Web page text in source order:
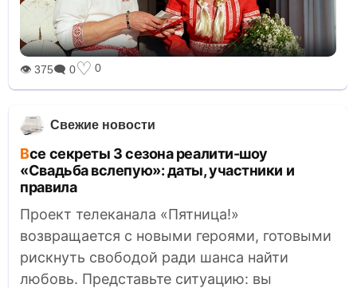
👁 375🗨 0♡ 0
Свежие новости
Все секреты 3 сезона реалити-шоу
«Свадьба вслепую»: даты, участники и
правила
Проект телеканала «Пятница!»
возвращается с новыми героями, готовыми
рискнуть свободой ради шанса найти
любовь. Представьте ситуацию: вы